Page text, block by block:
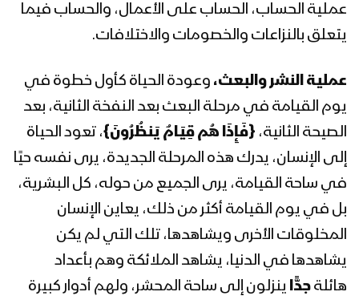
عبدالملك بدر الدين الحوثي 15 رمضان
1443هـ
المحاضرة الرمضانية الرابعة عشرة للسيد
عبدالملك بدر الدين الحوثي 14 رمضان
1443هـ
المحاضرة الرمضانية الثالثة عشرة للسيد
عبدالملك بدرالدين الحوثي 13 رمضان
1443هـ
المحاضرة الرمضانية الثانية عشرة للسيد
عبدالملك بدرالدين الحوثي 12 رمضان
عملية الحساب، الحساب على الأعمال، والحساب فيما
يتعلق بالنزاعات والخصومات والاختلافات.
عملية النشر والبعث، وعودة الحياة كأول خطوة في
يوم القيامة في مرحلة البعث بعد النفخة الثانية، بعد
الصيحة الثانية، {فَإِذَا هُم قِيَامٌ يَنظُرُونَ}، تعود الحياة
إلى الإنسان، يدرك هذه المرحلة الجديدة، يرى نفسه حيًا
في ساحة القيامة، يرى الجميع من حوله، كل البشرية،
بل في يوم القيامة أكثر من ذلك، يعاين الإنسان
المخلوقات الأخرى ويشاهدها، تلك التي لم يكن
يشاهدها في الدنيا، يشاهد الملائكة وهم بأعداد
هائلة جدًّا ينزلون إلى ساحة المحشر، ولهم أدوار كبيرة